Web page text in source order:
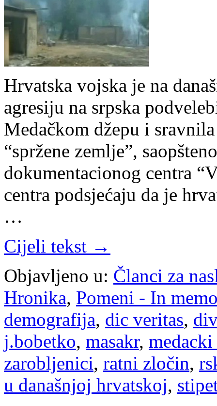
Hrvatska vojska je na
agresiju na srpska
Medačkom džepu i
“spržene zemlje”,
dokumentacionog centra
centra podsjećaju da je
…
Cijeli tekst →
Objavljeno u: Članci za
Hronika, Pomeni - In
demografija, dic veritas,
j.bobetko, masakr, medacki
zarobljenici, ratni zločin,
u današnjoj hrvatskoj,